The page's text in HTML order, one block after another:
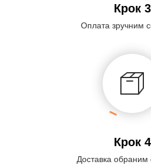
Крок 3
Оплата зручним
Крок 4
Доставка обраним